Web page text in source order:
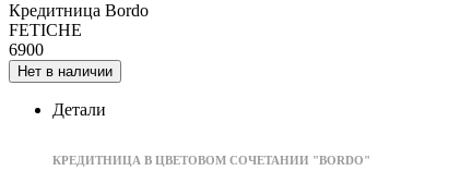
Кредитница Bordo
FETICHE
6900
Нет в наличии
Детали
КРЕДИТНИЦА В ЦВЕТОВОМ СОЧЕТАНИИ "BORDO"